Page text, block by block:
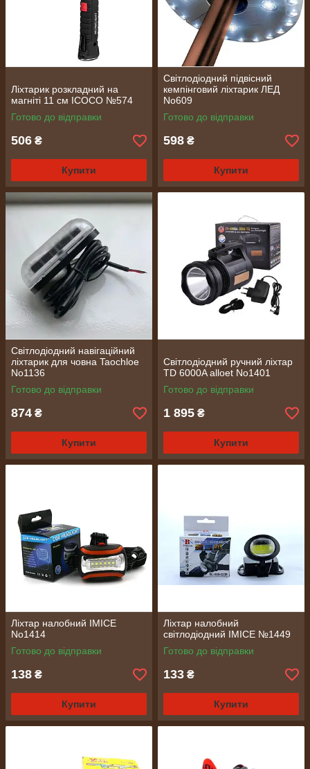
Ліхтарик розкладний на
магніті 11 см ICOCO №574
Готово до відправки
506 ₴
Купити
Світлодіодний підвісний
кемпінговий ліхтарик ЛЕД
No609
Готово до відправки
598 ₴
Купити
Світлодіодний навігаційний
ліхтарик для човна Taochloe
No1136
Готово до відправки
874 ₴
Купити
Світлодіодний ручний ліхтар
TD 6000A alloet No1401
Готово до відправки
1 895 ₴
Купити
Ліхтар налобний IMICE
No1414
Готово до відправки
138 ₴
Купити
Ліхтар налобний
світлодіодний IMICE №1449
Готово до відправки
133 ₴
Купити